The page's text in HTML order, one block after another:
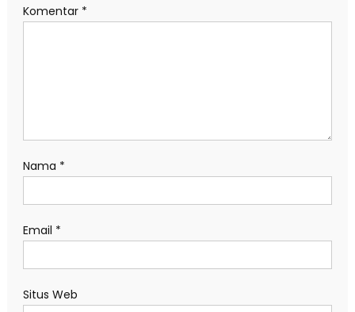
Komentar *
Nama *
Email *
Situs Web